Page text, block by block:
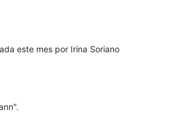
este mes por Irina Soriano